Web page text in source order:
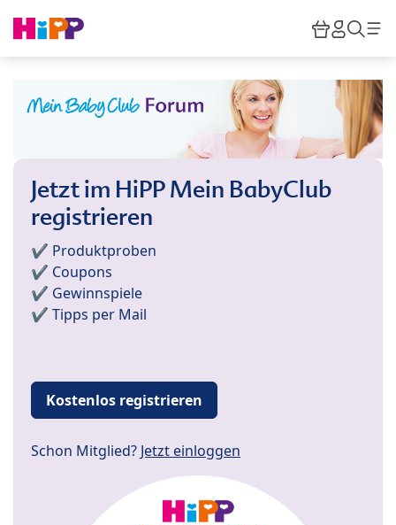
HiPP
Jetzt im HiPP Mein BabyClub
registrieren
✔️ Produktproben
✔️ Coupons
✔️ Gewinnspiele
✔️ Tipps per Mail
Kostenlos registrieren
Schon Mitglied? Jetzt einloggen